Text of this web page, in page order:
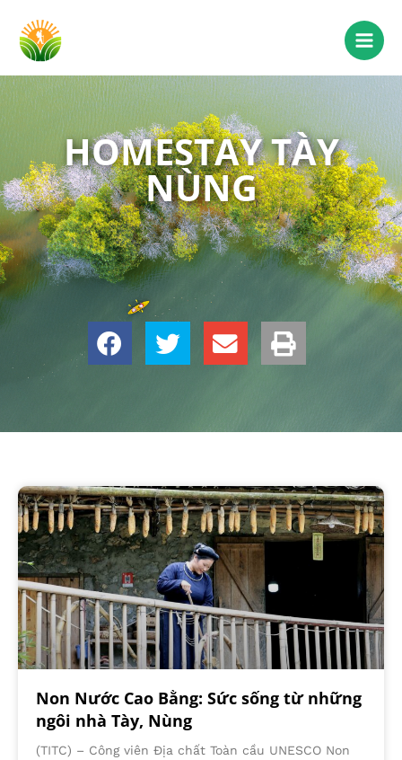
HOMESTAY TÀY
NÙNG
Non Nước Cao Bằng: Sức sống từ những
ngôi nhà Tày, Nùng
(TITC) – Công viên Địa chất Toàn cầu UNESCO Non